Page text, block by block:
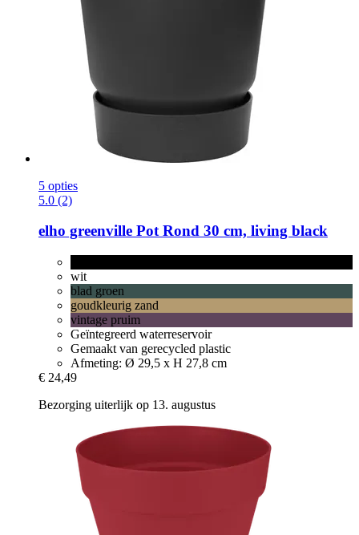
5 opties
5.0 (2)
elho greenville Pot Rond 30 cm, living black
wit
blad groen
goudkleurig zand
vintage pruim
Geïntegreerd waterreservoir
Gemaakt van gerecycled plastic
Afmeting: Ø 29,5 x H 27,8 cm
€ 24,49
Bezorging uiterlijk op 13. augustus